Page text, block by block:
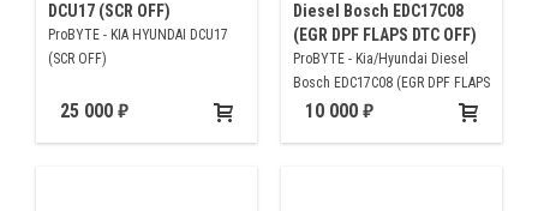
DCU17 (SCR OFF)
ProBYTE - KIA HYUNDAI DCU17
(SCR OFF)
25 000
Diesel Bosch EDC17C08
(EGR DPF FLAPS DTC OFF)
ProBYTE - Kia/Hyundai Diesel
Bosch EDC17C08 (EGR DPF FLAPS
DTC OFF)
10 000